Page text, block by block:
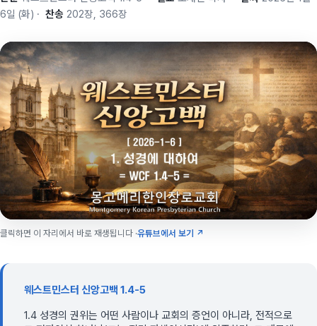
6일 (화) · 찬송 202장, 366장
클릭하면 이 자리에서 바로 재생됩니다 ·유튜브에서 보기 ↗
웨스트민스터 신앙고백 1.4-5
1.4 성경의 권위는 어떤 사람이나 교회의 증언이 아니라, 전적으로